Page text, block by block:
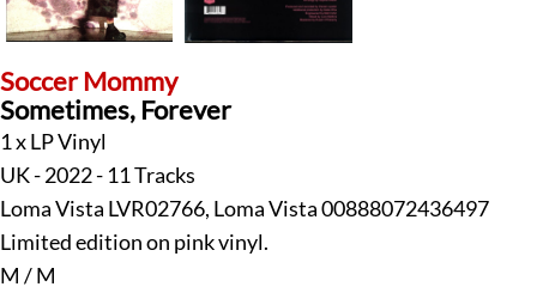
Soccer Mommy
Sometimes, Forever
1 x LP Vinyl
UK - 2022 - 11 Tracks
Loma Vista LVR02766, Loma Vista 00888072436497
Limited edition on pink vinyl.
M / M